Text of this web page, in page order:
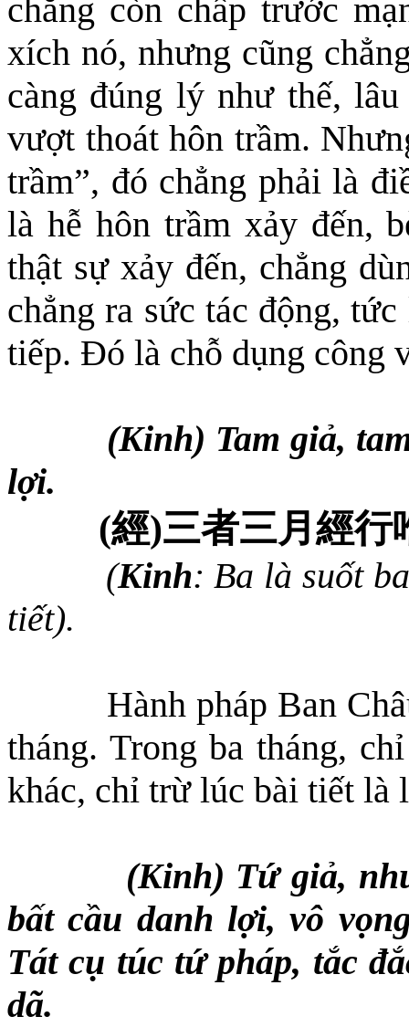
chẳng còn chấp trước
xích nó, nhưng cũng
càng đúng lý như thế,
vượt thoát hôn trầm.
trầm”, đó chẳng phải là
là hễ hôn trầm xảy đến,
thật sự xảy đến, chẳng
chẳng ra sức tác động,
tiếp. Đó là chỗ dụng công
(Kinh) Tam giả,
lợi.
(經)三者三月經行
(Kinh: Ba là suốt
tiết).
Hành pháp Ban
tháng. Trong ba tháng,
khác, chỉ trừ lúc bài tiết là
(Kinh) Tứ giả,
bất cầu danh lợi, vô
Tát cụ túc tứ pháp, tắc
dã.